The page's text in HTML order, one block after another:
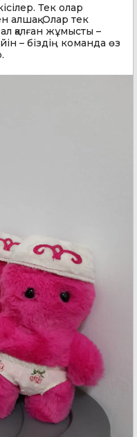
Тек олар
алшақ. Олар тек
қалған жұмысты –
– біздің команда өз